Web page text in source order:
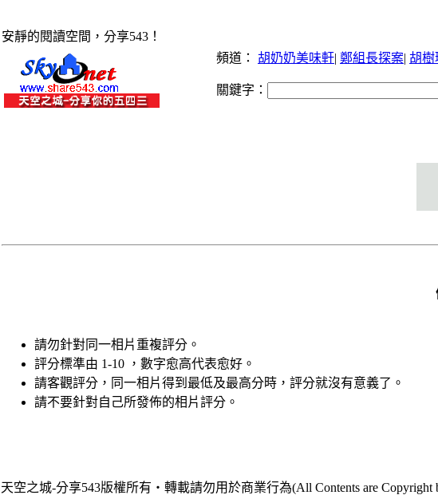
安靜的閱讀空間，分享543！
頻道： 胡奶奶美味軒| 鄭組長探案| 胡樹
關鍵字：
請勿針對同一相片重複評分。
評分標準由 1-10 ，數字愈高代表愈好。
請客觀評分，同一相片得到最低及最高分時，評分就沒有意義了。
請不要針對自己所發佈的相片評分。
天空之城-分享543版權所有‧轉載請勿用於商業行為(All Contents are Copyright